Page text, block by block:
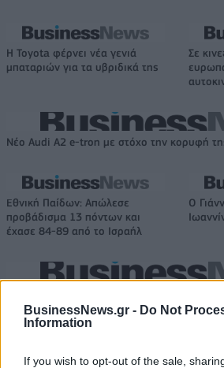
BusinessNews.gr - Do Not
Information
If you wish to opt-out of the sale,
Η Toyota φέρνει νέα γενιά
μπαταριών για τα υβριδικά της
Σε
Νέο Audi A2 e-tron με στόχο την κορυφή
Εθνική Παίδων: Απώλεσε
προβάδισμα 13 πόντων και
έχασε 84-89 από το Ισραήλ
Ο
δρόμο για δάνεια έως 5 δισ. σε